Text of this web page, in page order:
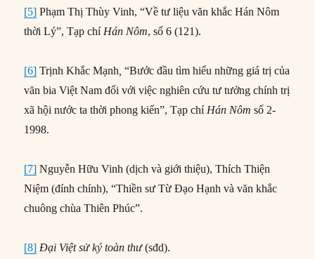
[5] Phạm Thị Thùy Vinh, “Về tư liệu văn khắc Hán Nôm
thời Lý”, Tạp chí Hán Nôm, số 6 (121).
[6] Trịnh Khắc Mạnh ,“Bước đầu tìm hiểu những giá trị của
văn bia Việt Nam đối với việc nghiên cứu tư tưởng chính trị
xã hội nước ta thời phong kiến”, Tạp chí Hán Nômsố 2-
1998.
[7] Nguyễn Hữu Vinh (dịch và giới thiệu), Thích Thiện
Niệm (đính chính), “Thiền sư Từ Đạo Hạnh và văn khắc
chuông chùa Thiên Phúc”.
[8] Đại Việt sử ký toàn thư(sđd).